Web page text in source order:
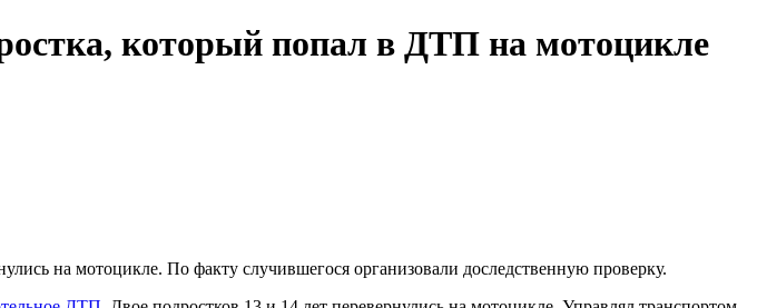
который попал в ДТП на мотоцикле
на мотоцикле. По факту случившегося организовали доследственную проверку.